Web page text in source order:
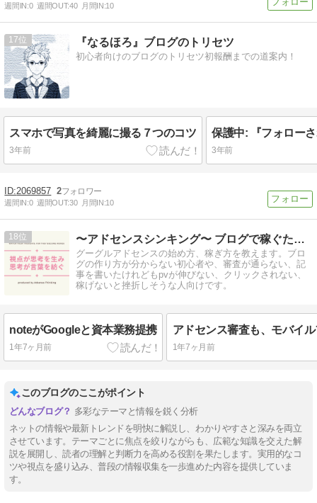
週間IN:0 週間OUT:40 月間IN:10
17 『なるほろ』ブログのトリセツ
初心者向けのブログのトリセツ初報酬までの道案内！
スマホで写真を綺麗に撮る７つのコツ
3年前 3年前
2069857 2
週間IN:0 週間OUT:30 月間IN:10
18 〜アドセンスシンキング〜 ブログで稼ぐための戦略と戦術
グーグルアドセンスの始め方、稼ぎ方を教えます。ブロ
グの作り方が分からない初心者や、審査が通らない、記
事を書いたけれどもpvが伸びない、クリックされない、
稼げないと挫折しそうな人向けです。
noteがGoogleと資本業務提携
1年7ヶ月前 1年7ヶ月前
このブログのここがポイント
多彩なテーマと情報を鋭く分析
ネットの情報や最新トレンドを明快に解説し、わかりやすさと深みを両立
させています。テーマごとに焦点を絞りながらも、広範な知識を交えた解
説を展開し、読者の理解と判断力を高める役割を果たします。実用的なコ
ツや視点を盛り込み、普段の情報収集を一歩進めた内容を提供していま
す。